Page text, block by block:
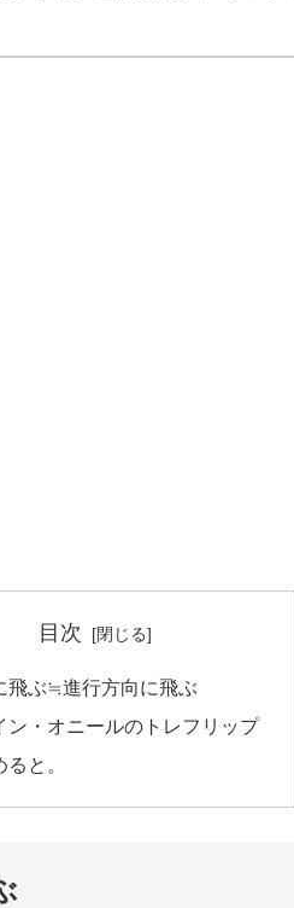
目次
飛ぶ≒進行方向に飛ぶ
ン・オニールのトレフリップ
ると。